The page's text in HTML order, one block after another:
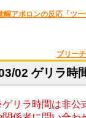
醒アポロンの反応「ツ
ブリー
02 ゲリラ時
リラ時間は非公